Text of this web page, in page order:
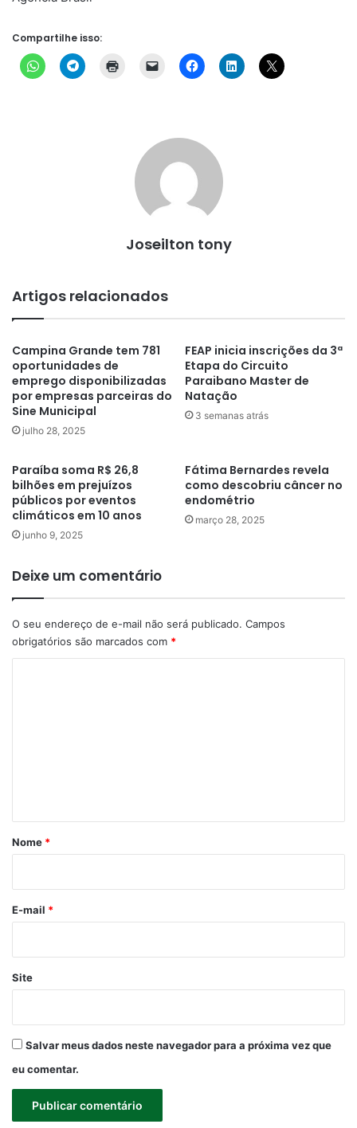
Compartilhe isso:
Joseilton tony
Artigos relacionados
Campina Grande tem 781
oportunidades de
emprego disponibilizadas
por empresas parceiras do
Sine Municipal
julho 28, 2025
FEAP inicia inscrições da 3ª
Etapa do Circuito
Paraibano Master de
Natação
3 semanas atrás
Paraíba soma R$ 26,8
bilhões em prejuízos
públicos por eventos
climáticos em 10 anos
junho 9, 2025
Fátima Bernardes revela
como descobriu câncer no
endométrio
março 28, 2025
Deixe um comentário
O seu endereço de e-mail não será publicado. Campos
obrigatórios são marcados com *
r
*
Nome *
E-mail *
Site
Salvar meus dados neste navegador para a próxima vez que
eu comentar.